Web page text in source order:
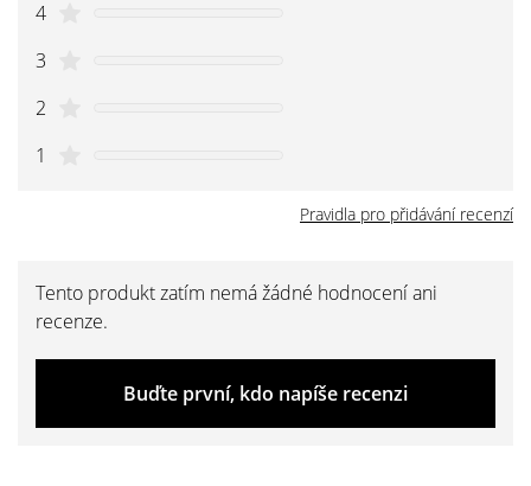
4
3
2
1
Pravidla pro přidávání recenzí
Tento produkt zatím nemá žádné hodnocení ani
recenze.
Buďte první, kdo napíše recenzi